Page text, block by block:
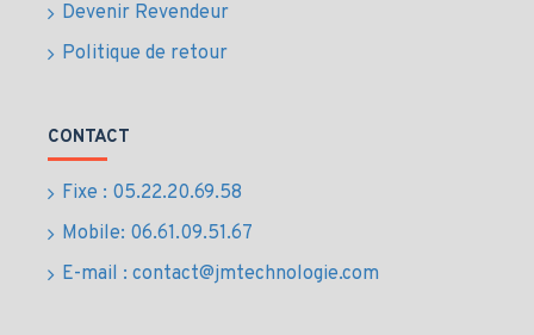
Devenir Revendeur
Politique de retour
CONTACT
Fixe : 05.22.20.69.58
Mobile: 06.61.09.51.67
E-mail : contact@jmtechnologie.com